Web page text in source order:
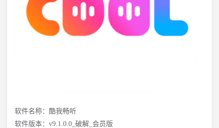
软件名称：酷我畅听
软件版本：v9.1.0.0_破解_会员版